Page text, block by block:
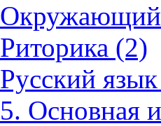
Риторика (2)
Русский
5. Основная